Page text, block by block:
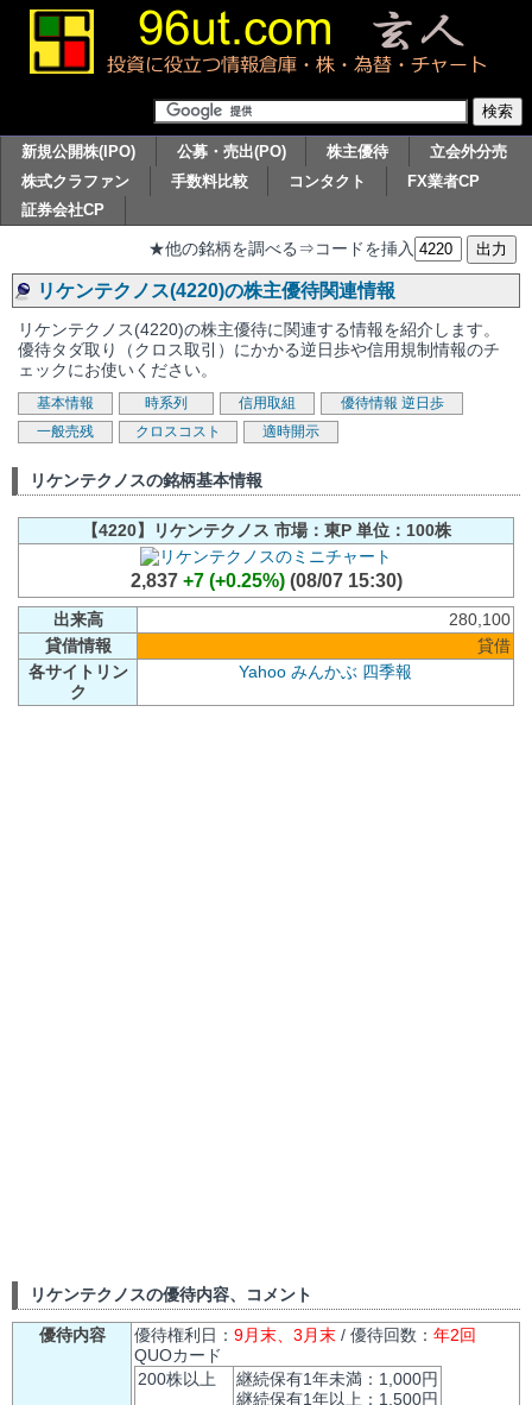
新規公開株(IPO) 公募・売出(PO) 株主優待
立会外分売
株式クラファン
手数料比較 コンタクト
FX業者CP
証券会社CP
★他の銘柄を調べる⇒コードを挿入
リケンテクノス(4220)の株主優待関連情報
リケンテクノス(4220)の株主優待に関連する情報を紹介します。
優待タダ取り（クロス取引）にかかる逆日歩や信用規制情報のチ
ェックにお使いください。
基本情報 時系列 信用取組 優待情報 逆日歩
一般売残
クロスコスト 適時開示
リケンテクノスの銘柄基本情報
【4220】リケンテクノス 市場：東P 単位：100株
2,837 +7 (+0.25%)(08/07 15:30)
出来高
280,100
貸借情報
貸借
各サイトリン
ク
Yahoo みんかぶ 四季報
リケンテクノスの優待内容、コメント
優待内容 優待権利日： 9月末、3月末 / 優待回数： 年2回
QUOカード
200株以上
継続保有1年未満：1,000円
継続保有1年以上：1,500円